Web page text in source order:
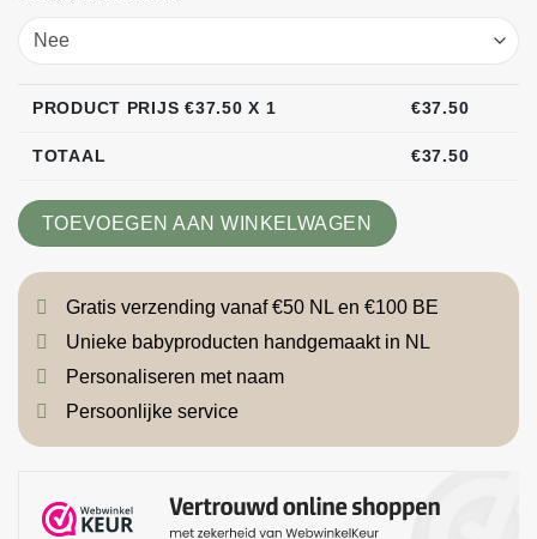
PRODUCT PRIJS €37.50 X 1 €37.50
TOTAAL €37.50
TOEVOEGEN AAN WINKELWAGEN
Gratis verzending vanaf €50 NL en €100 BE
Unieke babyproducten handgemaakt in NL
Personaliseren met naam
Persoonlijke service